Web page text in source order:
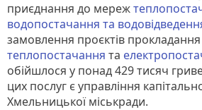
приєднання до мереж
водопостачання та
замовлення проєктів
теплопостачання та
обійшлося у понад 429 тисяч
цих послуг є управління
Хмельницької міськради.